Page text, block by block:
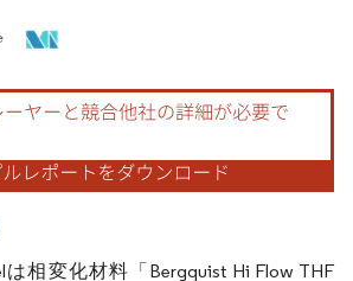
。再利用にはCC BY 4.0の表示が必要です。
は相変化材料「Bergquist Hi Flow THF